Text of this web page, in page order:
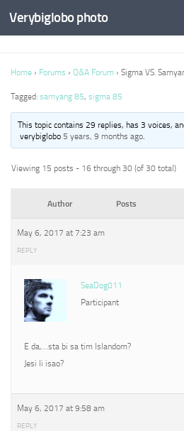
Verybiglobo photo
Home › Forums › Q&A Forum › Sigma VS.
Tagged: samyang 85, sigma 85
This topic contains 29 replies, has 3 voices,
verybiglobo 5 years, 9 months ago.
Viewing 15 posts - 16 through 30 (of 30 total)
Author Posts
May 6, 2017 at 7:23 am
REPLY
SeaDog011
Participant
E da,…sta bi sa tim Islandom?
Jesi li isao?
May 6, 2017 at 9:58 am
REPLY